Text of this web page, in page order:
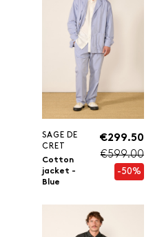
SAGE DE
CRET
Cotton
jacket -
Blue
€299.50
€599.00
-50%